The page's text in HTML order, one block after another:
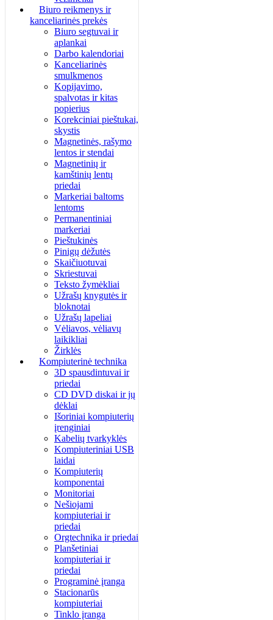
Biuro reikmenys ir
kanceliarinės prekės
Biuro segtuvai ir
aplankai
Darbo kalendoriai
Kanceliarinės
smulkmenos
Kopijavimo,
spalvotas ir kitas
popierius
Korekciniai pieštukai,
skystis
Magnetinės, rašymo
lentos ir stendai
Magnetinių ir
kamštinių lentų
priedai
Markeriai baltoms
lentoms
Permanentiniai
markeriai
Pieštukinės
Pinigų dėžutės
Skaičiuotuvai
Skriestuvai
Teksto žymėkliai
Užrašų knygutės ir
bloknotai
Užrašų lapeliai
Vėliavos, vėliavų
laikikliai
Žirklės
Kompiuterinė technika
3D spausdintuvai ir
priedai
CD DVD diskai ir jų
dėklai
Išoriniai kompiuterių
įrenginiai
Kabelių tvarkyklės
Kompiuteriniai USB
laidai
Kompiuterių
komponentai
Monitoriai
Nešiojami
kompiuteriai ir
priedai
Orgtechnika ir priedai
Planšetiniai
kompiuteriai ir
priedai
Programinė įranga
Stacionarūs
kompiuteriai
Tinklo įranga